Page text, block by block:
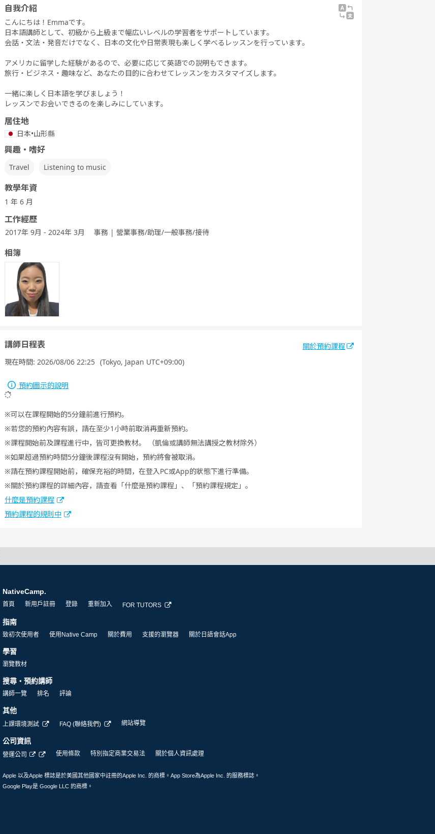
N1
自我介紹
こんにちは！Emmaです。
日本語講師として、初級から上級まで幅広いレベルの学習者をサポートしています。
会話・文法・発音だけでなく、日本の文化や日常表現も楽しく学べるレッスンを行っています。
アメリカに留学した経験があるので、必要に応じて英語での説明もできます。
旅行・ビジネス・趣味など、あなたの目的に合わせてレッスンをカスタマイズします。
一緒に楽しく日本語を学びましょう！
レッスンでお会いできるのを楽しみにしています。
居住地
日本•山形縣
興趣・嗜好
Travel Listening to music
教學年資
1 年 6 月
工作經歷
2017年 9月 - 2024年 3月 事務 | 營業事務/助理/一般事務/接待
相簿
講師日程表
關於預約課程
現在時間: 2026/08/06 22:25 (Tokyo, Japan UTC+09:00)
預約圖示的說明
可以在課程開始的5分鐘前進行預約。
若您的預約內容有誤，請在至少1小時前取消再重新預約。
課程開始前及課程進行中，皆可更換教材。 （凱倫或講師無法講授之教材除外）
如果超過預約時間5分鐘後課程沒有開始，預約將會被取消。
請在預約課程開始前，確保充裕的時間，在登入PC或App的狀態下進行準備。
關於預約課程的詳細內容，請查看「什麼是預約課程」、「預約課程規定」。
什麼是預約課程
預約課程的規則中
NativeCamp.
首頁 新用戶註冊 登錄 重新加入 FOR TUTORS
指南
致初次使用者 使用Native Camp 關於費用 支援的瀏覽器 關於日語會話App
學習
瀏覽教材
搜尋・預約講師
講師一覽 排名 評論
其他
上課環境測試 FAQ (聯絡我們) 網站導覽
公司資訊
營運公司 使用條款 特別指定商業交易法 關於個人資訊處理
Apple 以及Apple 標誌是於美國其他國家中註冊的Apple Inc. 的商標。App Store為Apple Inc. 的服務標誌。
Google Play是 Google LLC 的商標。